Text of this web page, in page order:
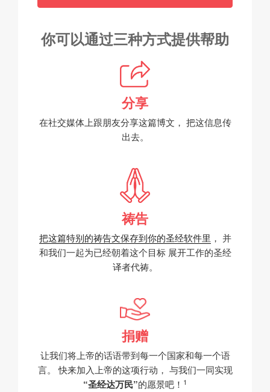
你可以通过三种方式提供帮助
分享
在社交媒体上跟朋友分享这篇博文， 把这信息传
出去。
祷告
把这篇特别的祷告文保存到你的圣经软件里 ， 并
和我们一起为已经朝着这个目标 展开工作的圣经
译者代祷。
捐赠
让我们将上帝的话语带到每一个国家和每一个语
言。
快来加入上帝的这项行动， 与我们一同实现
“圣经达万民”的愿景吧！ 1